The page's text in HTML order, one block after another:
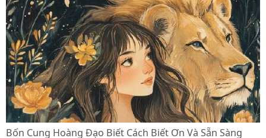
Bốn Cung Hoàng Đạo Biết Cách Biết Ơn Và Sẵn Sàng